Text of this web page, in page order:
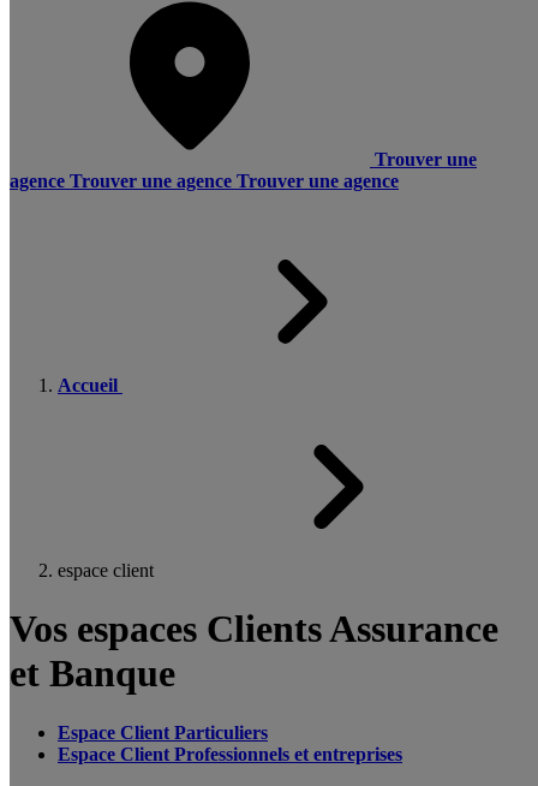
Trouver une
agence Trouver une agence Trouver une agence
Accueil
espace client
Vos espaces Clients Assurance
et Banque
Espace Client Particuliers
Espace Client Professionnels et entreprises